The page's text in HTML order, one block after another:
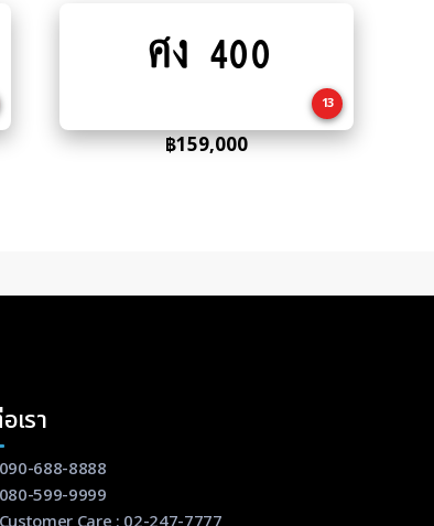
to
ศง 400
13
฿159,000
เรา
090-688-8888
080-599-9999